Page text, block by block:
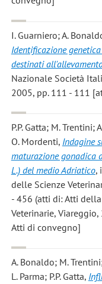
I. Guarniero; A.
Identificazione
destinati
Nazionale Società
2005, pp. 111 - 111
P.P. Gatta; M.
O. Mordenti, Indagine
maturazione gonadica
L.) del medio Adriatico,
delle Scienze
- 456 (atti di: Atti
Veterinarie,
Atti di convegno]
A. Bonaldo; M.
L. Parma; P.P. Gatta,